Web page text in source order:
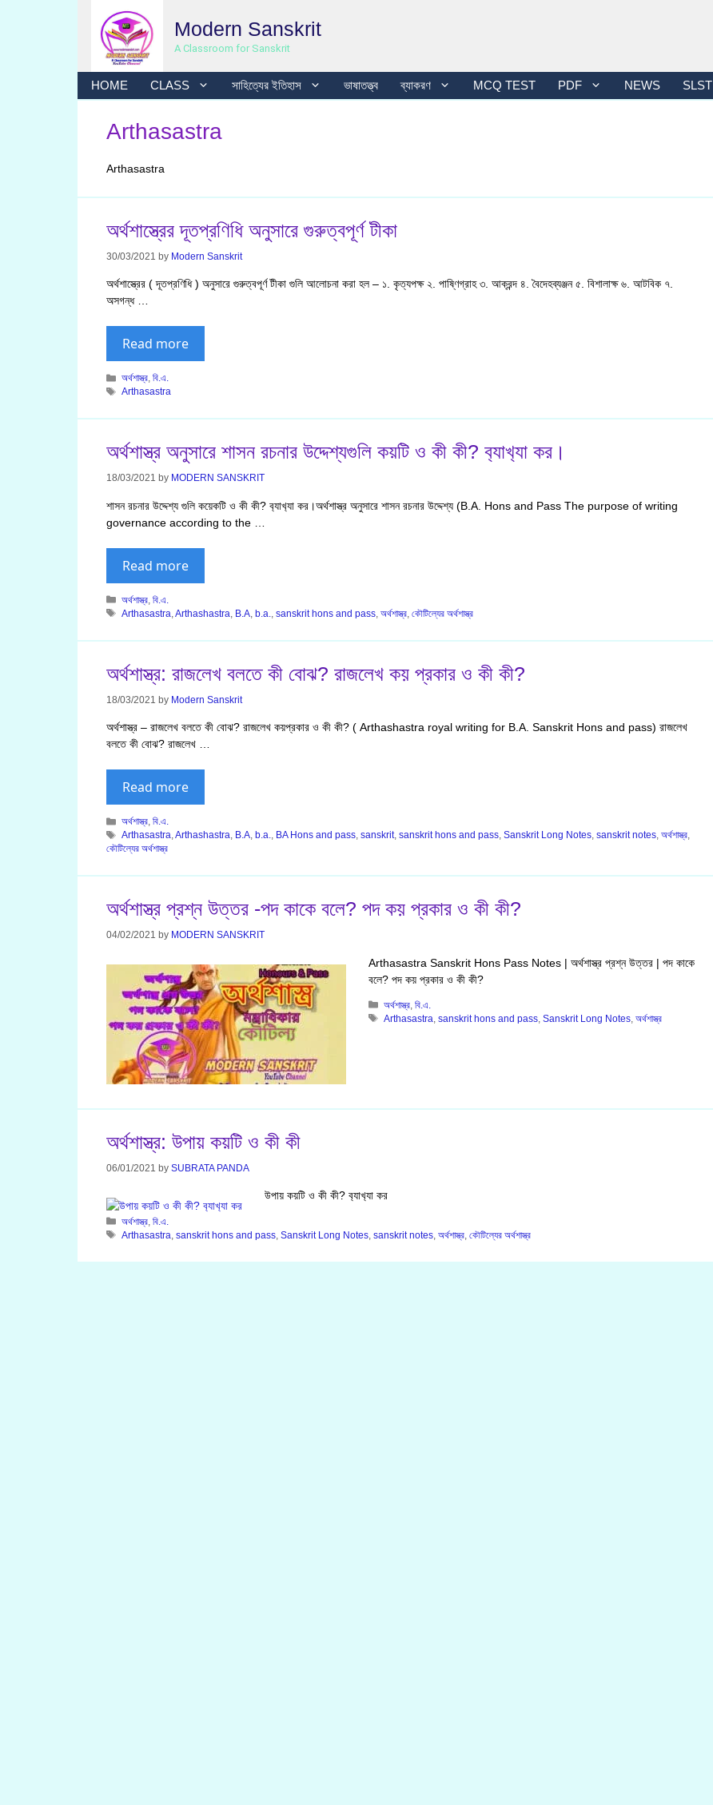
Modern Sanskrit
A Classroom for Sanskrit
HOME CLASS সাহিত্যের ইতিহাস ভাষাতত্ত্ব ব্যাকরণ MCQ TEST PDF NEWS SLST
Arthasastra
Arthasastra
অর্থশাস্ত্রের দূতপ্রণিধি অনুসারে গুরুত্বপূর্ণ টীকা
30/03/2021 by Modern Sanskrit
অর্থশাস্ত্রের ( দূতপ্রণিধি ) অনুসারে গুরুত্বপূর্ণ টীকা গুলি আলোচনা করা হল – ১. কৃত্যপক্ষ ২. পাষ্ণিগ্রাহ ৩. আক্রন্দ ৪. বৈদেহব্যঞ্জন ৫. বিশালাক্ষ ৬. আটবিক ৭.
অসগন্ধ …
Read more
Categories
অর্থশাস্ত্র,বি.এ.
Tags
Arthasastra
অর্থশাস্ত্র অনুসারে শাসন রচনার উদ্দেশ্যগুলি কয়টি ও কী কী? ব‍্যাখ‍্যা কর।
18/03/2021 by MODERN SANSKRIT
শাসন রচনার উদ্দেশ্য গুলি কয়েকটি ও কী কী? ব‍্যাখ‍্যা কর।অর্থশাস্ত্র অনুসারে শাসন রচনার উদ্দেশ্য (B.A. Hons and Pass The purpose of writing
governance according to the …
Read more
Categories
অর্থশাস্ত্র,বি.এ.
Tags
Arthasastra,Arthashastra, B.A,b.a.,sanskrit hons and pass,অর্থশাস্ত্র,কৌটিল্যের অর্থশাস্ত্র
অর্থশাস্ত্র: রাজলেখ বলতে কী বোঝ? রাজলেখ কয় প্রকার ও কী কী?
18/03/2021 by Modern Sanskrit
অর্থশাস্ত্র – রাজলেখ বলতে কী বোঝ? রাজলেখ কয়প্রকার ও কী কী? ( Arthashastra royal writing for B.A. Sanskrit Hons and pass) রাজলেখ
বলতে কী বোঝ? রাজলেখ …
Read more
Categories
অর্থশাস্ত্র,বি.এ.
Tags
Arthasastra,Arthashastra, B.A, b.a., BA Hons and pass,sanskrit,sanskrit hons and pass,Sanskrit Long Notes,sanskrit notes,অর্থশাস্ত্র,
কৌটিল্যের অর্থশাস্ত্র
অর্থশাস্ত্র প্রশ্ন উত্তর -পদ কাকে বলে? পদ কয় প্রকার ও কী কী?
04/02/2021 by MODERN SANSKRIT
Arthasastra Sanskrit Hons Pass Notes | অর্থশাস্ত্র প্রশ্ন উত্তর | পদ কাকে
বলে? পদ কয় প্রকার ও কী কী?
Categories
অর্থশাস্ত্র ,বি.এ.
Tags
Arthasastra ,sanskrit hons and pass ,Sanskrit Long Notes ,অর্থশাস্ত্র
অর্থশাস্ত্র: উপায় কয়টি ও কী কী
06/01/2021 by SUBRATA PANDA
উপায় কয়টি ও কী কী? ব‍্যাখ‍্যা কর
Categories
অর্থশাস্ত্র ,বি.এ.
Tags
Arthasastra ,sanskrit hons and pass ,Sanskrit Long Notes ,sanskrit notes ,অর্থশাস্ত্র ,কৌটিল্যের অর্থশাস্ত্র